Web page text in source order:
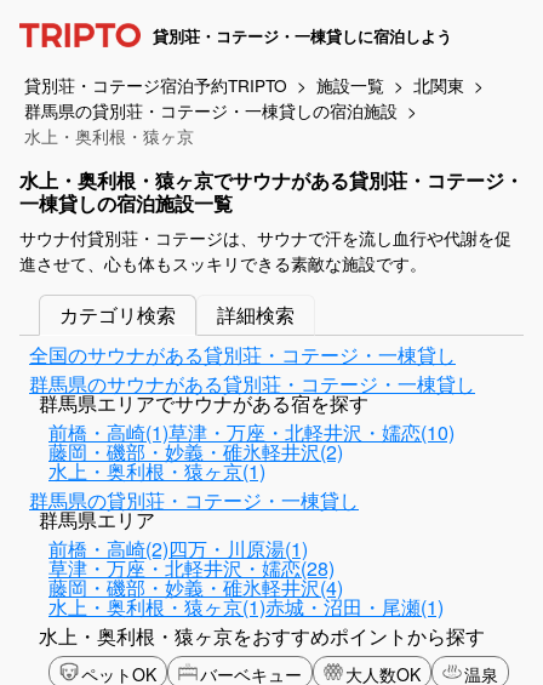
貸別荘・コテージ・一棟貸しに宿泊しよう
貸別荘・コテージ宿泊予約TRIPTO 施設一覧
北関東
群馬県の貸別荘・コテージ・一棟貸しの宿泊施設
水上・奥利根・猿ヶ京
水上・奥利根・猿ヶ京でサウナがある貸別荘・コテージ・
一棟貸しの宿泊施設一覧
サウナ付貸別荘・コテージは、サウナで汗を流し血行や代謝を促
進させて、心も体もスッキリできる素敵な施設です。
カテゴリ検索
詳細検索
全国のサウナがある貸別荘・コテージ・一棟貸し
群馬県のサウナがある貸別荘・コテージ・一棟貸し
群馬県エリアでサウナがある宿を探す
前橋・高崎(1)草津・万座・北軽井沢・嬬恋(10)
藤岡・磯部・妙義・碓氷軽井沢(2)
水上・奥利根・猿ヶ京(1)
群馬県の貸別荘・コテージ・一棟貸し
群馬県エリア
前橋・高崎(2)四万・川原湯(1)
草津・万座・北軽井沢・嬬恋(28)
藤岡・磯部・妙義・碓氷軽井沢(4)
水上・奥利根・猿ヶ京(1)赤城・沼田・尾瀬(1)
水上・奥利根・猿ヶ京をおすすめポイントから探す
ペットOK バーベキュー 大人数OK
温泉